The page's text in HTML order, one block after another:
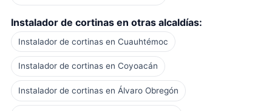
Instalador de cortinas en otras alcaldías:
Instalador de cortinas en Cuauhtémoc
Instalador de cortinas en Coyoacán
Instalador de cortinas en Álvaro Obregón